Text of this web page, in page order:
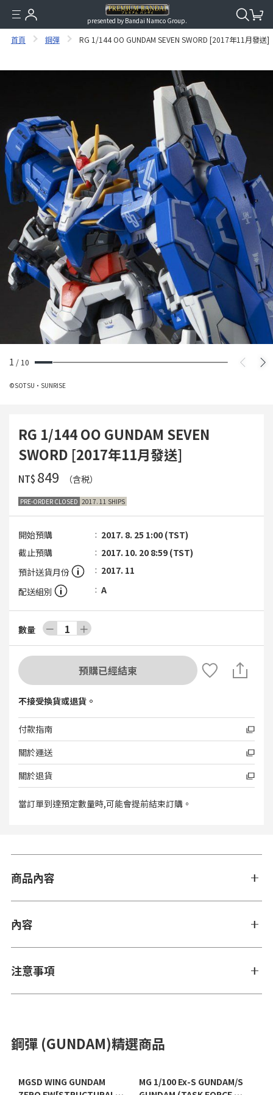
presented by Bandai Namco Group.
首頁 鋼彈 RG 1/144 OO GUNDAM SEVEN SWORD [2017年11月發送]
1 / 10
©SOTSU・SUNRISE
RG 1/144 OO GUNDAM SEVEN
SWORD [2017年11月發送]
NT$ ‌849 （含税）
PRE-ORDER CLOSED 2017. 11 SHIPS
開始預購
2017. 8. 25 1:00 (TST)
截止預購
2017. 10. 20 8:59 (TST)
預計送貨月份
2017. 11
配送組別
A
數量 － 1 ＋
預購已經結束
不接受換貨或退貨。
付款指南
關於運送
關於退貨
當訂單到達預定數量時,可能會提前結束訂購。
商品內容
內容
注意事項
鋼彈 (GUNDAM)精選商品
MGSD WING GUNDAM
MG 1/100 Ex-S GUNDAM/S